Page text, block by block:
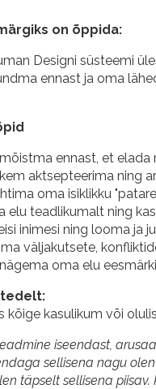
on õppida:
Designi süsteemi
ennast ja oma
ennast, et elada
aktsepteerima ning
oma isiklikku
elu teadlikumalt ning
inimesi ning looma ja
väljakutsete,
oma elu
kõige kasulikum või
iseendast,
sellisena nagu olen
täpselt sellisena